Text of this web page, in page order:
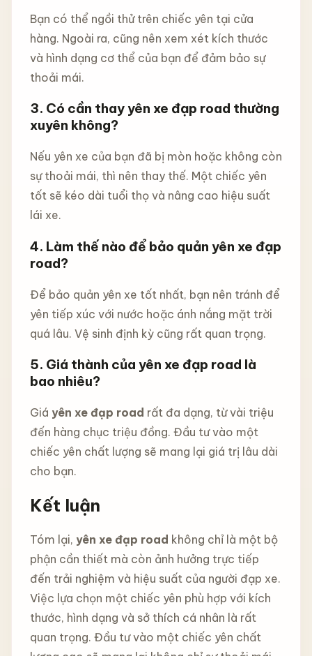
Bạn có thể ngồi thử trên chiếc yên tại cửa
hàng. Ngoài ra, cũng nên xem xét kích thước
và hình dạng cơ thể của bạn để đảm bảo sự
thoải mái.
3. Có cần thay yên xe đạp road thường
xuyên không?
Nếu yên xe của bạn đã bị mòn hoặc không còn
sự thoải mái, thì nên thay thế. Một chiếc yên
tốt sẽ kéo dài tuổi thọ và nâng cao hiệu suất
lái xe.
4. Làm thế nào để bảo quản yên xe đạp
road?
Để bảo quản yên xe tốt nhất, bạn nên tránh để
yên tiếp xúc với nước hoặc ánh nắng mặt trời
quá lâu. Vệ sinh định kỳ cũng rất quan trọng.
5. Giá thành của yên xe đạp road là
bao nhiêu?
Giá yên xe đạp road rất đa dạng, từ vài triệu
đến hàng chục triệu đồng. Đầu tư vào một
chiếc yên chất lượng sẽ mang lại giá trị lâu dài
cho bạn.
Kết luận
Tóm lại, yên xe đạp road không chỉ là một bộ
phận cần thiết mà còn ảnh hưởng trực tiếp
đến trải nghiệm và hiệu suất của người đạp xe.
Việc lựa chọn một chiếc yên phù hợp với kích
thước, hình dạng và sở thích cá nhân là rất
quan trọng. Đầu tư vào một chiếc yên chất